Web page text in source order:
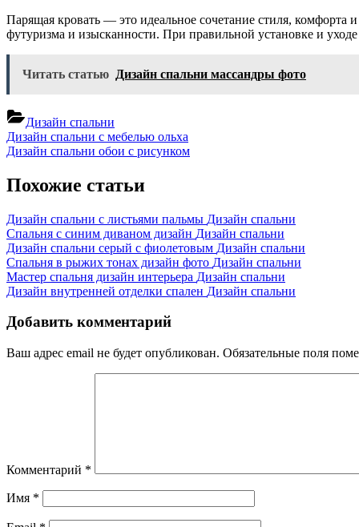
Парящая кровать — это идеальное сочетание стиля,
футуризма и изысканности. При правильной установке и
Читать статью Дизайн спальни массандры фото
Дизайн спальни
Навигация
по
записям
Previous
Post:
Дизайн спальни с мебелью ольха
Next
Дизайн спальни обои с рисунком
Похожие статьи
Дизайн спальни с листьями пальмы Дизайн спальни
Спальня с синим диваном дизайн Дизайн спальни
Дизайн спальни серый с фиолетовым Дизайн спальни
Спальня в рыжих тонах дизайн фото Дизайн спальни
Мастер спальня дизайн интерьера Дизайн спальни
Дизайн внутренней отделки спален Дизайн спальни
Добавить комментарий
Ваш адрес email не будет опубликован. Обязательные поля
Комментарий *
Имя *